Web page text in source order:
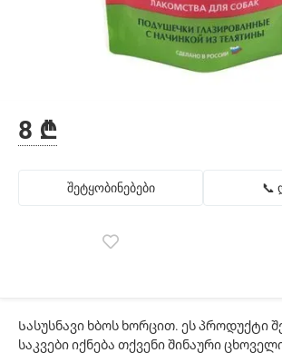
8 ₾
შეტყობინებები 📞
Სასუსნავი ხბოს ხორცით. ეს პროდუქტი
საკვები იქნება თქვენი შინაური